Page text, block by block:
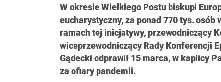
W okresie Wielkiego Postu biskupi
eucharystyczny, za ponad 770 tys. osób
ramach tej inicjatywy, przewodniczący
wiceprzewodniczący Rady Konferencji
Gądecki odprawił 15 marca, w kaplicy
za ofiary pandemii.